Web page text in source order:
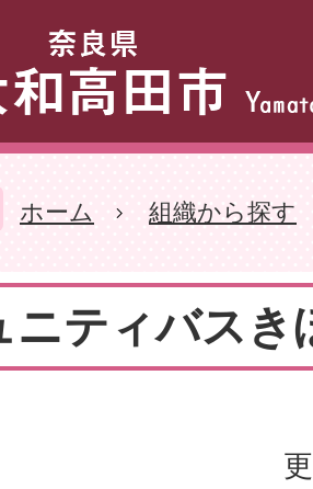
ホーム 組織から探す
ニティバスき